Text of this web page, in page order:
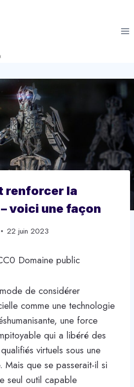
renforcer la
voici une façon
22 juin 2023
Domaine public
de considérer
comme une technologie
une force
qui a libéré des
virtuels sous une
Mais que se passerait-il si
seul outil capable